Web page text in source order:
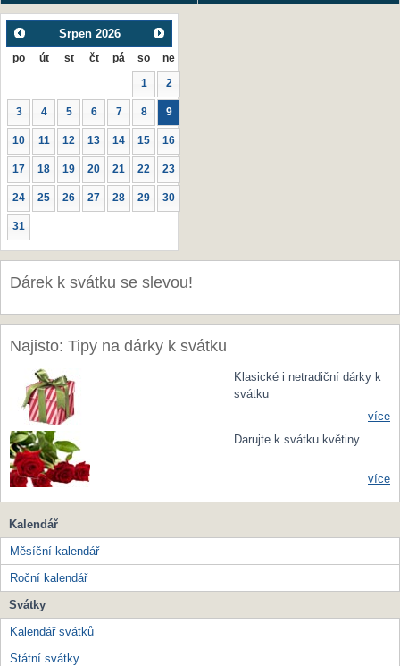
Srpen 2026
po út st čt pá so ne
1 2
3 4 5 6 7 8 9
10 11 12 13 14 15 16
17 18 19 20 21 22 23
24 25 26 27 28 29 30
31
Dárek k svátku se slevou!
Najisto: Tipy na dárky k svátku
Klasické i netradiční dárky k
svátku
více
Darujte k svátku květiny
více
Kalendář
Měsíční kalendář
Roční kalendář
Svátky
Kalendář svátků
Státní svátky